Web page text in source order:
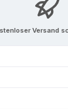
Versand